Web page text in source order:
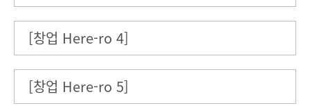
[창업 Here-ro 4]
[창업 Here-ro 5]